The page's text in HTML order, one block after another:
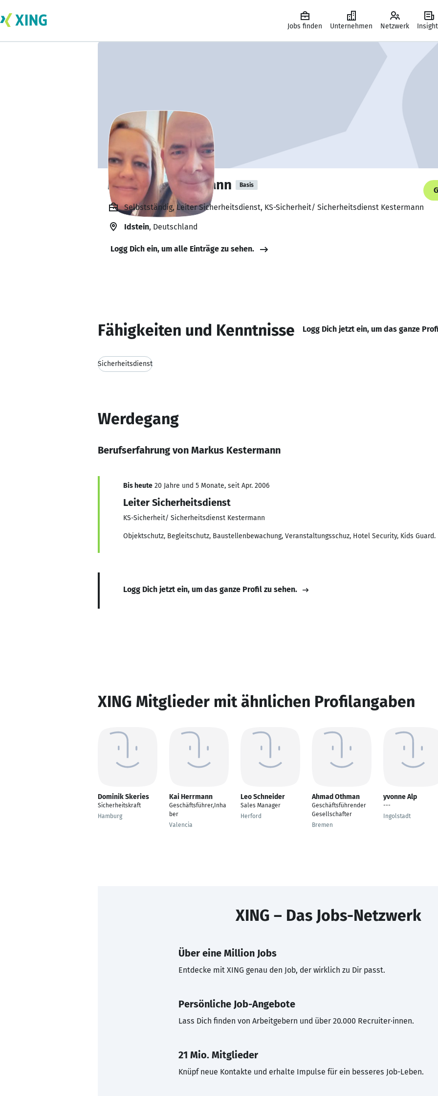
Jobs finden Unternehmen Netzwerk
Markus Kestermann Basis
Selbstständig, Leiter Sicherheitsdienst, KS-Sicherheit/ Sicherheitsdienst Kestermann
Idstein, Deutschland
Logg Dich ein, um alle Einträge zu sehen.
Fähigkeiten und Kenntnisse Logg Dich jetzt ein, um das ganze
Sicherheitsdienst
Werdegang
Berufserfahrung von Markus Kestermann
Bis heute 20 Jahre und 5 Monate, seit Apr. 2006
Leiter Sicherheitsdienst
KS-Sicherheit/ Sicherheitsdienst Kestermann
Objektschutz, Begleitschutz, Baustellenbewachung, Veranstaltungsschuz, Hotel Security, Kids Guard.
Logg Dich jetzt ein, um das ganze Profil zu sehen.
XING Mitglieder mit ähnlichen Profilangaben
Dominik Skeries
Sicherheitskraft
Hamburg
Kai Herrmann
Geschäftsführer,Inha
ber
Valencia
Leo Schneider
Sales Manager
Herford
Ahmad Othman
Geschäftsführender
Gesellschafter
Bremen
yvonne Alp
---
Ingolstadt
XING – Das Jobs-Netzwerk
Über eine Million Jobs
Entdecke mit XING genau den Job, der wirklich zu Dir passt.
Persönliche Job-Angebote
Lass Dich finden von Arbeitgebern und über 20.000 Recruiter·innen.
21 Mio. Mitglieder
Knüpf neue Kontakte und erhalte Impulse für ein besseres Job-Leben.